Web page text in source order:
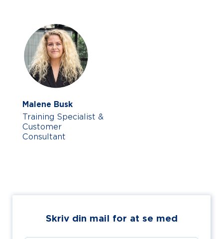
Malene Busk
Training Specialist &
Customer
Consultant
Skriv din mail for at se med